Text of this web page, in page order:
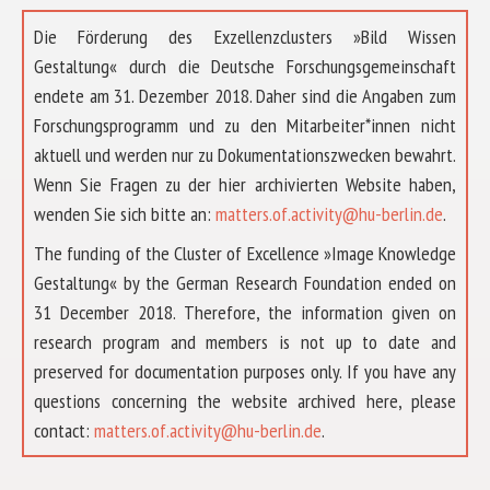
Die Förderung des Exzellenzclusters »Bild Wissen
Gestaltung« durch die Deutsche Forschungsgemeinschaft
endete am 31. Dezember 2018. Daher sind die Angaben zum
Forschungsprogramm und zu den Mitarbeiter*innen nicht
aktuell und werden nur zu Dokumentationszwecken bewahrt.
Wenn Sie Fragen zu der hier archivierten Website haben,
wenden Sie sich bitte an: matters.of.activity@hu-berlin.de.
The funding of the Cluster of Excellence »Image Knowledge
Gestaltung« by the German Research Foundation ended on
31 December 2018. Therefore, the information given on
research program and members is not up to date and
preserved for documentation purposes only. If you have any
questions concerning the website archived here, please
contact: matters.of.activity@hu-berlin.de.
ABOUT US